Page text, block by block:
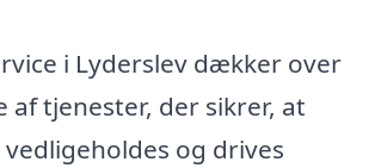
i Lyderslev dækker over
af tjenester, der sikrer, at
og drives